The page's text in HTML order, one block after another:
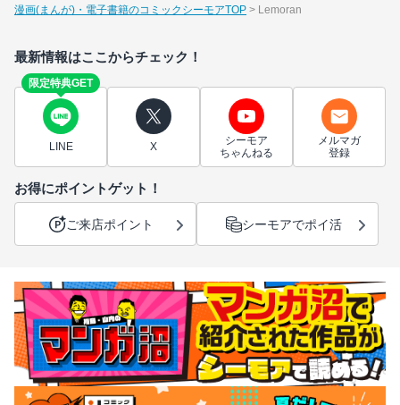
漫画(まんが)・電子書籍のコミックシーモアTOP Lemoran
最新情報はここからチェック！
限定特典GET
LINE X
シーモア
ちゃんねる
メルマガ
登録
お得にポイントゲット！
ご来店ポイント シーモアでポイ活